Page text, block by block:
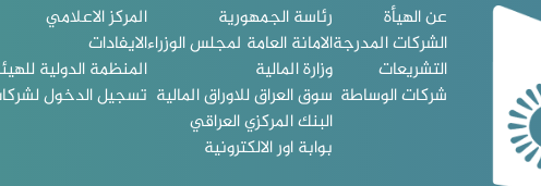
عن الهيأة
الشركات المدرجة
التشريعات
شركات الوساطة
رئاسة الجمهورية
الامانة العامة لمجلس الوزراء
وزارة المالية
سوق العراق للاوراق المالية
البنك المركزي العراقي
بوابة اور الالكترونية
المركز الاعلامي
الايفادات
المنظمة الدولية
تسجيل الدخول